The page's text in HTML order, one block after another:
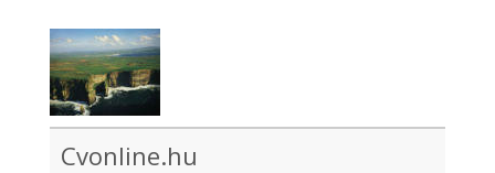
Cvonline.hu